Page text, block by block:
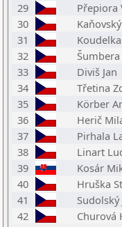
29
Přepiora
30
31
32
33
Diviš Jan
34
Třetina
35
Körber
36
Herič
37
Pirhala
38
Linart
39
Kosár
40
Hruška
41
Sudolský
42
Churová